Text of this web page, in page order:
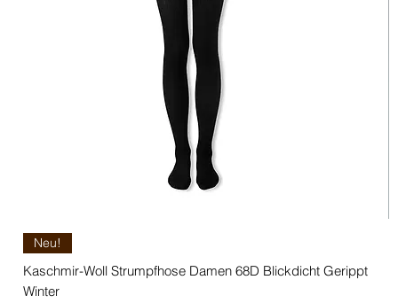
Neu!
Kaschmir-Woll Strumpfhose Damen 68D Blickdicht Gerippt
Winter